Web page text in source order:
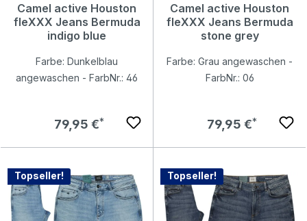
Camel active Houston
fleXXX Jeans Bermuda
indigo blue
Farbe: Dunkelblau
angewaschen - FarbNr.: 46
Regulärer Preis:
79,95 €
Camel active Houston
fleXXX Jeans Bermuda
stone grey
Farbe: Grau angewaschen -
FarbNr.: 06
Regulärer Preis:
79,95 €
Topseller! Topseller!